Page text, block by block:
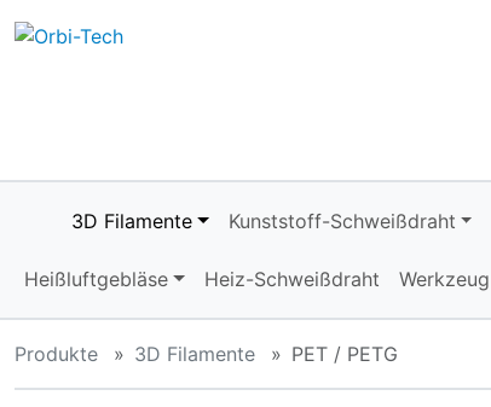
Sprungnavigation
Springe zum Inhalt
3D Filamente Kunststoff-Schweißdraht
Heißluftgebläse Heiz-Schweißdraht Werkzeug
Produkte 3D Filamente PET / PETG